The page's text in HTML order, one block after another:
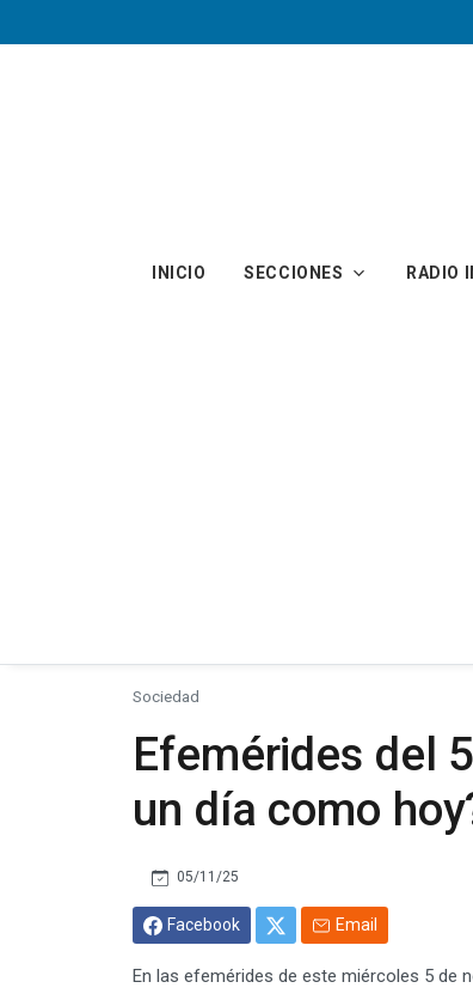
INICIO SECCIONES RADIO
Sociedad
Efemérides del
un día como
05/11/25
Facebook Email
En las efemérides de este miércoles 5 de